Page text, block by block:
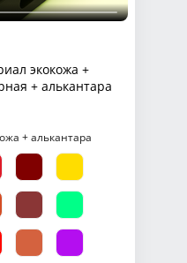
экокожа +
+ алькантара
+ алькантара